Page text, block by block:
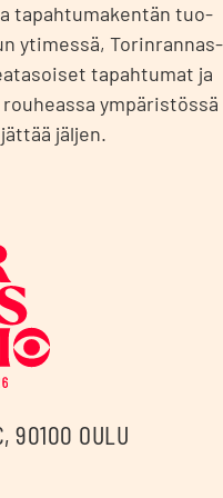
tapah­tu­ma­ken­tän tuo­
yti­mes­sä, Torin­ran­nas­
tapah­tu­mat ja
ympä­ris­tös­sä
jäl­jen.
90100 OULU